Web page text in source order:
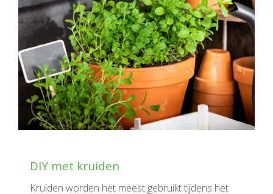
DIY met kruiden
Kruiden worden het meest gebruikt tijdens het